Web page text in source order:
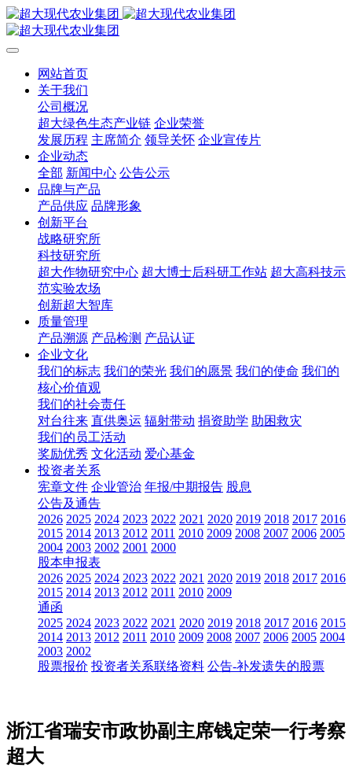
网站首页
关于我们
公司概况
超大绿色生态产业链 企业荣誉
发展历程 主席简介 领导关怀 企业宣传片
企业动态
全部 新闻中心 公告公示
品牌与产品
产品供应 品牌形象
创新平台
战略研究所
科技研究所
超大作物研究中心 超大博士后科研工作站 超大高科技示
范实验农场
创新超大智库
质量管理
产品溯源 产品检测 产品认证
企业文化
我们的标志 我们的荣光 我们的愿景 我们的使命 我们的
核心价值观
我们的社会责任
对台往来 直供奥运 辐射带动 捐资助学 助困救灾
我们的员工活动
奖励优秀 文化活动 爱心基金
投资者关系
宪章文件 企业管治 年报/中期报告 股息
公告及通告
2026 2025 2024 2023 2022 2021 2020 2019 2018 2017 2016
2015 2014 2013 2012 2011 2010 2009 2008 2007 2006 2005
2004 2003 2002 2001 2000
股本申报表
2026 2025 2024 2023 2022 2021 2020 2019 2018 2017 2016
2015 2014 2013 2012 2011 2010 2009
通函
2025 2024 2023 2022 2021 2020 2019 2018 2017 2016 2015
2014 2013 2012 2011 2010 2009 2008 2007 2006 2005 2004
2003 2002
股票报价 投资者关系联络资料 公告-补发遗失的股票
浙江省瑞安市政协副主席钱定荣一行考察
超大